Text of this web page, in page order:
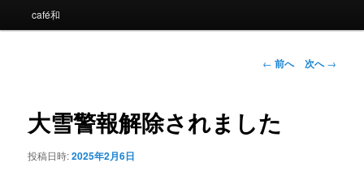
ュ
ン
テ
ン
café和
投
ビ
ゲ
← 前へ 次へ→
大雪警報解除されました
投稿日時:2025年2月6日